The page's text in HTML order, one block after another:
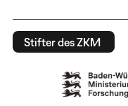
Stifter des ZKM